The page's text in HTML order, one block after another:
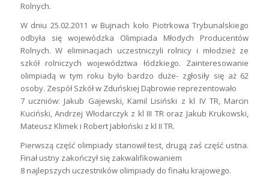
Rolnych.
W dniu 25.02.2011 w Bujnach koło Piotrkowa Trybunalskiego
odbyła się wojewódzka Olimpiada Młodych Producentów
Rolnych. W eliminacjach uczestniczyli rolnicy i młodzież ze
szkół rolniczych województwa łódzkiego. Zainteresowanie
olimpiadą w tym roku było bardzo duże- zgłosiły się aż 62
osoby. Zespół Szkół w Zduńskiej Dąbrowie reprezentowało
7 uczniów: Jakub Gajewski, Kamil Lisiński z kl IV TR, Marcin
Kuciński, Andrzej Włodarczyk z kl III TR oraz Jakub Krukowski,
Mateusz Klimek i Robert Jabłoński z kl II TR.
Pierwszą część olimpiady stanowił test, drugą zaś część ustna.
Finał ustny zakończył się zakwalifikowaniem
8 najlepszych uczestników olimpiady do finału krajowego.